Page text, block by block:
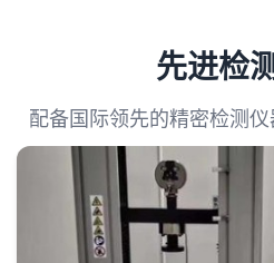
先进检
配备国际领先的精密检测